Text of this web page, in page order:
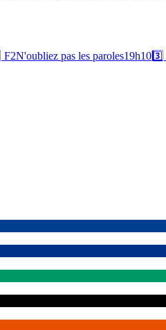
F2N'oubliez pas les paroles19h103️⃣